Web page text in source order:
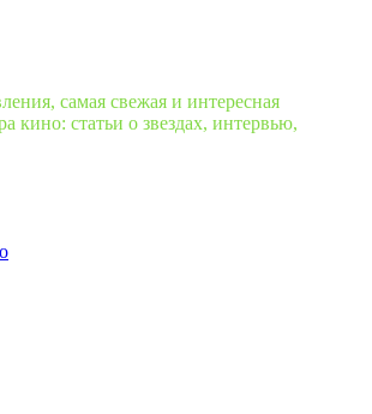
самая свежая и интересная
кино: статьи о звездах, интервью,